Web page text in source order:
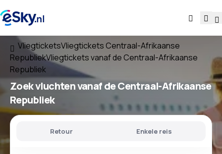
VliegticketsVliegtickets Centraal-Afrikaanse
RepubliekVliegtickets vanaf de Centraal-Afrikaanse
Republiek
Zoek vluchtenvanaf de Centraal-Afrikaanse
Republiek
Retour Enkele reis